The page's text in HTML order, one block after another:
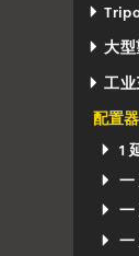
大
工
配置
1
一